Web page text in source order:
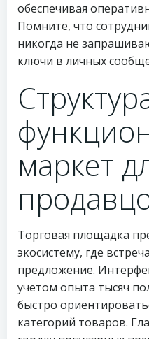
обеспечивая
Помните, что
никогда не
ключи в личных
маркет
Торговая площадка
экосистему, где
предложение.
учетом опыта тысяч
быстро
категорий товаров.